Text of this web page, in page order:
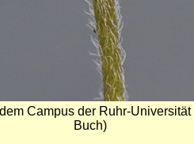
Campus der Ruhr-
Buch)